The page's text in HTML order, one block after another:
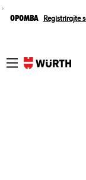
¸
Opomba Registrirajte